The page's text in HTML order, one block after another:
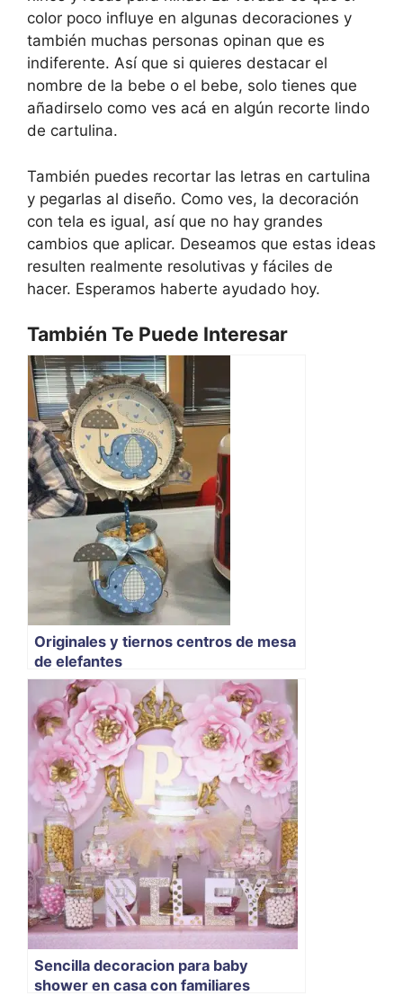
color poco influye en algunas decoraciones y
también muchas personas opinan que es
indiferente. Así que si quieres destacar el
nombre de la bebe o el bebe, solo tienes que
añadirselo como ves acá en algún recorte lindo
de cartulina.
También puedes recortar las letras en cartulina
y pegarlas al diseño. Como ves, la decoración
con tela es igual, así que no hay grandes
cambios que aplicar. Deseamos que estas ideas
resulten realmente resolutivas y fáciles de
hacer. Esperamos haberte ayudado hoy.
También Te Puede Interesar
Originales y tiernos centros de mesa
de elefantes
Sencilla decoracion para baby
shower en casa con familiares